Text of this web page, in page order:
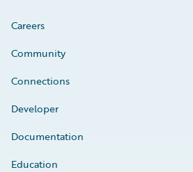
Careers
Community
Connections
Developer
Documentation
Education